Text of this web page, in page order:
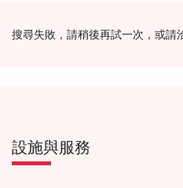
搜尋失敗，請稍後再試一次，或請
設施與服務